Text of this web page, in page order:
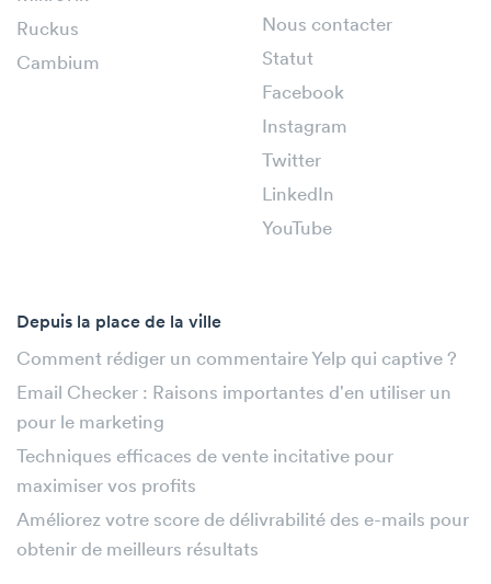
Ruckus
Cambium
Nous contacter
Statut
Facebook
Instagram
Twitter
LinkedIn
YouTube
Depuis la place de la ville
Comment rédiger un commentaire Yelp qui captive ?
Email Checker : Raisons importantes d'en utiliser un
pour le marketing
Techniques efficaces de vente incitative pour
maximiser vos profits
Améliorez votre score de délivrabilité des e-mails pour
obtenir de meilleurs résultats